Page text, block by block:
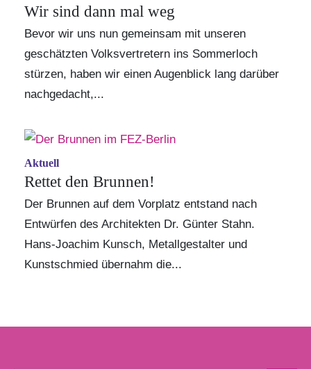
Wir sind dann mal weg
Bevor wir uns nun gemeinsam mit unseren
geschätzten Volksvertretern ins Sommerloch
stürzen, haben wir einen Augenblick lang darüber
nachgedacht,...
Aktuell
Rettet den Brunnen!
Der Brunnen auf dem Vorplatz entstand nach
Entwürfen des Architekten Dr. Günter Stahn.
Hans-Joachim Kunsch, Metallgestalter und
Kunstschmied übernahm die...